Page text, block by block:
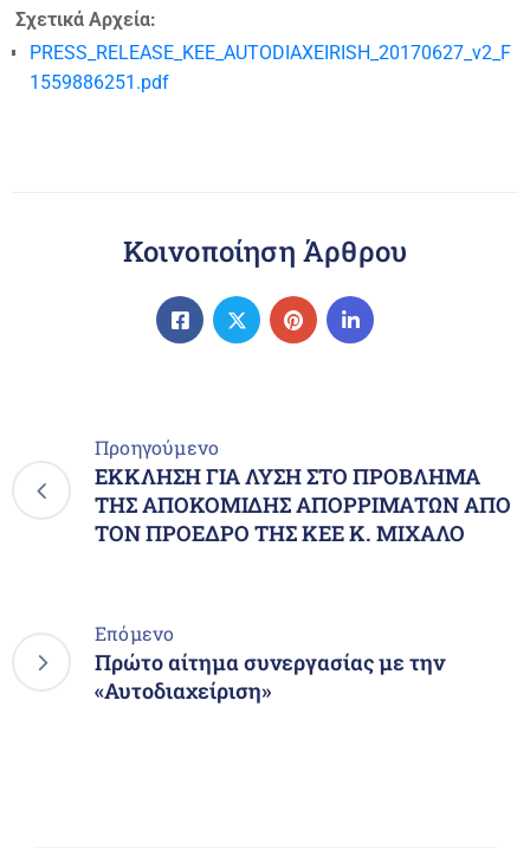
Σχετικά Αρχεία:
PRESS_RELEASE_KEE_AUTODIAXEIRISH_20170627_v2_F
1559886251.pdf
Κοινοποίηση Άρθρου
Προηγούμενο
ΕΚΚΛΗΣΗ ΓΙΑ ΛΥΣΗ ΣΤΟ ΠΡΟΒΛΗΜΑ
ΤΗΣ ΑΠΟΚΟΜΙΔΗΣ ΑΠΟΡΡΙΜΑΤΩΝ ΑΠΟ
ΤΟΝ ΠΡΟΕΔΡΟ ΤΗΣ ΚΕΕ Κ. ΜΙΧΑΛΟ
Επόμενο
Πρώτο αίτημα συνεργασίας με την
«Αυτοδιαχείριση»